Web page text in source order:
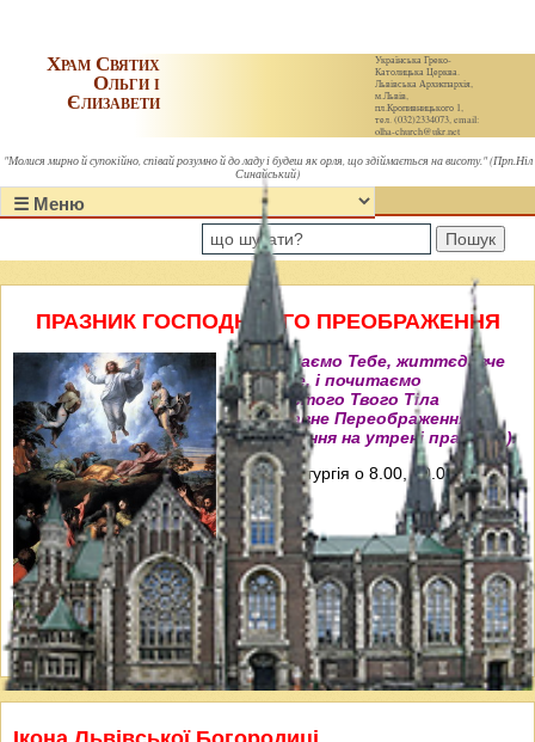
Українська Греко-
Католицька Церква.
Львівська Архиєпархія,
м.Львів,
пл.Кропивницького 1,
тел. (032)2334073, email:
olha-church@ukr.net
Храм Святих
Ольги і
Єлизавети
"Молися мирно й супокійно, співай розумно й до ладу і будеш як орля, що здіймається на висоту." (Прп.Ніл
Синайський)
Пошук
ПРАЗНИК ГОСПОДНЬОГО ПРЕОБРАЖЕННЯ
"Величаємо Тебе, життєдавче
Христе, і почитаємо
пречистого Твого Тіла
преславне Переображення"
(Величання на утрені празника).
Свята Літургія о 8.00, 10.00, 12.00 і
18.00